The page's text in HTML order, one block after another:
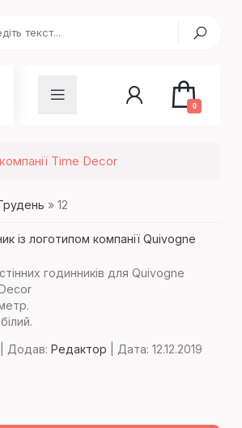
0
Time Decor
» 12
із логотипом компанії Quivogne
годинників для Quivogne
Додав: Редактор Дата: 12.12.2019